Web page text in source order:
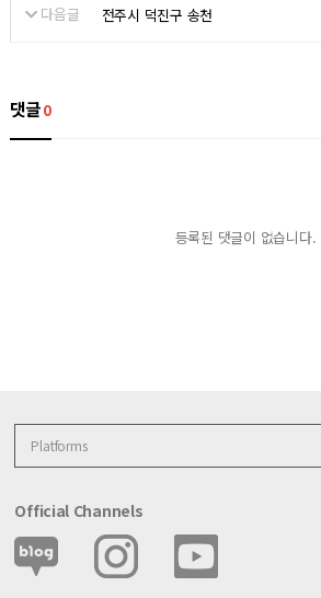
다음글 전주시 덕진구 송천
댓글0
등록된 댓글이 없습니다.
Official Channels